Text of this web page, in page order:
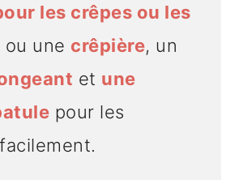
les crêpes ou les
ou une crêpière, un
et une
pour les